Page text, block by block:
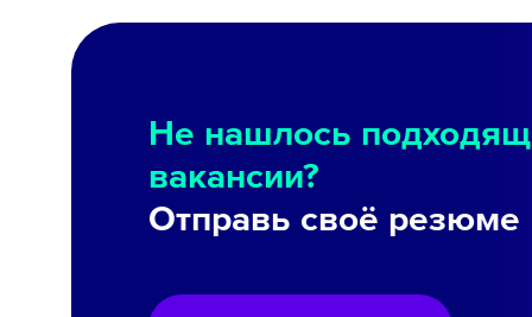
Не нашлось
вакансии?
Отправь своё резюме